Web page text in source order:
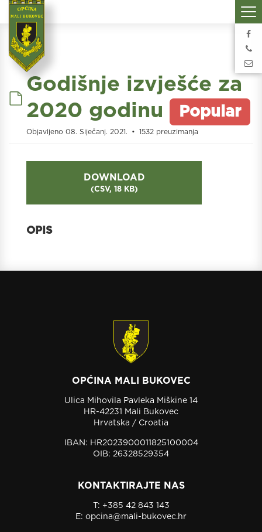
default
Godišnje izvješće za
2020 godinu
Popular
Objavljeno 08. Siječanj. 2021. 1532 preuzimanja
DOWNLOAD
(CSV, 18 KB)
OPĆINA MALI BUKOVEC
Ulica Mihovila Pavleka Miškine 14
HR-42231 Mali Bukovec
Hrvatska / Croatia
IBAN: HR2023900011825100004
OIB: 26328529354
KONTAKTIRAJTE NAS
T: +385 42 843 143
E: opcina@mali-bukovec.hr